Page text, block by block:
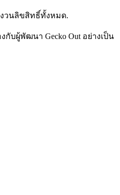
งวนลิขสิทธิ์ทั้งหมด.
กับผู้พัฒนา Gecko Out อย่างเป็น